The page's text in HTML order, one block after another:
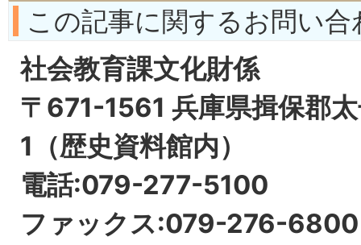
この記事に関するお問い合
社会教育課文化財係
〒671-1561 兵庫県揖保郡
1（歴史資料館内）
電話:079-277-5100
ファックス:079-276-6800